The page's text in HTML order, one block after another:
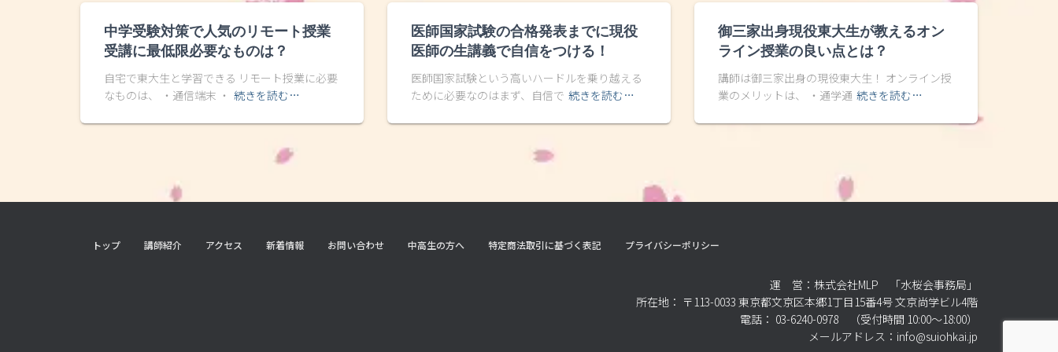
中学受験対策で人気のリモート授業
受講に最低限必要なものは？
自宅で東大生と学習できる リモート授業に必要
なものは、 ・通信端末 ・ 続きを読む…
医師国家試験の合格発表までに現役
医師の生講義で自信をつける！
医師国家試験という高いハードルを乗り越える
ために必要なのはまず、自信で 続きを読む…
御三家出身現役東大生が教えるオン
ライン授業の良い点とは？
講師は御三家出身の現役東大生！ オンライン授
業のメリットは、 ・通学通 続きを読む…
トップ 講師紹介 アクセス 新着情報 お問い合わせ 中高生の方へ 特定商法取引に基づく表記 プライバシーポリシー
運 営：株式会社MLP 「水桜会事務局」
所在地： 〒113-0033 東京都文京区本郷1丁目15番4号 文京尚学ビル4階
電話： 03-6240-0978 （受付時間 10:00～18:00）
メールアドレス：info@suiohkai.jp